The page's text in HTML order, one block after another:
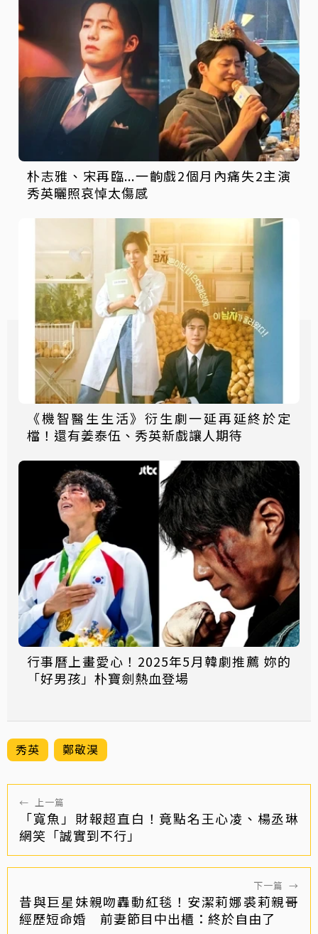
朴志雅、宋再臨...一齣戲2個月內痛失2主演
秀英曬照哀悼太傷感
《機智醫生生活》衍生劇一延再延終於定
檔！還有姜泰伍、秀英新戲讓人期待
行事曆上畫愛心！2025年5月韓劇推薦 妳的
「好男孩」朴寶劍熱血登場
秀英 鄭敬淏
← 上一篇
「寬魚」財報超直白！竟點名王心凌、楊丞琳
網笑「誠實到不行」
下一篇 →
昔與巨星妹親吻轟動紅毯！安潔莉娜裘莉親哥
經歷短命婚 前妻節目中出櫃：終於自由了